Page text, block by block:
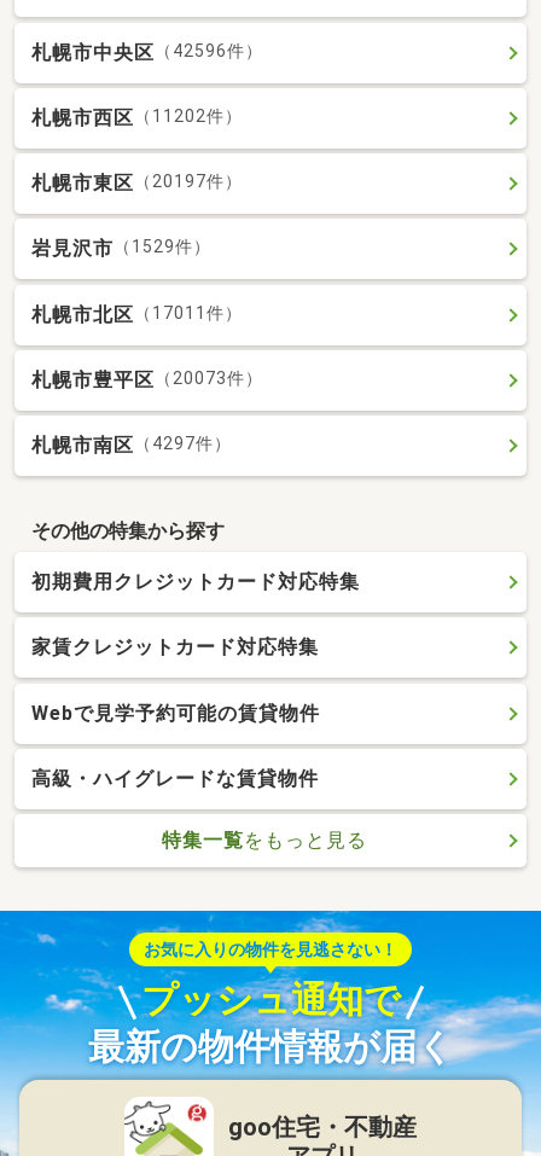
札幌市中央区 （42596件）
札幌市西区 （11202件）
札幌市東区 （20197件）
岩見沢市 （1529件）
札幌市北区 （17011件）
札幌市豊平区 （20073件）
札幌市南区 （4297件）
その他の特集から探す
初期費用クレジットカード対応特集
家賃クレジットカード対応特集
Webで見学予約可能の賃貸物件
高級・ハイグレードな賃貸物件
特集一覧をもっと見る
お気に入りの物件を見逃さない！
プッシュ通知で
最新の物件情報が届く
goo住宅・不動産